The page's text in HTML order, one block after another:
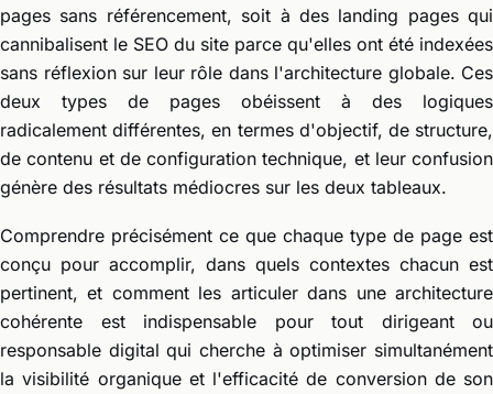
pages sans référencement, soit à des landing pages qui
cannibalisent le SEO du site parce qu'elles ont été indexées
sans réflexion sur leur rôle dans l'architecture globale. Ces
deux types de pages obéissent à des logiques
radicalement différentes, en termes d'objectif, de structure,
de contenu et de configuration technique, et leur confusion
génère des résultats médiocres sur les deux tableaux.
Comprendre précisément ce que chaque type de page est
conçu pour accomplir, dans quels contextes chacun est
pertinent, et comment les articuler dans une architecture
cohérente est indispensable pour tout dirigeant ou
responsable digital qui cherche à optimiser simultanément
la visibilité organique et l'efficacité de conversion de son